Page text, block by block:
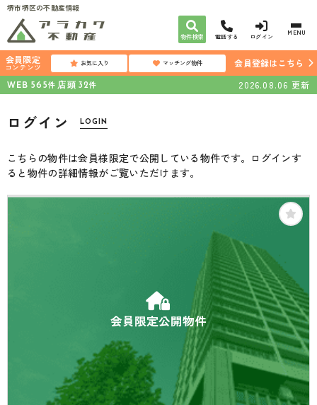
堺市堺区の不動産情報
物件検索 電話する ログイン MENU
会員限定
コンテンツ お気に入り マッチング物件
会員登録はこちら
WEB 565件 店頭 32件 2026.08.06 更新
ログイン LOGIN
こちらの物件は会員様限定で公開している物件です。ログインす
ると物件の詳細情報がご覧いただけます。
会員限定公開物件